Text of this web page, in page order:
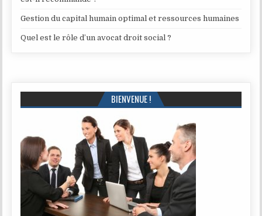
Gestion du capital humain optimal et ressources humaines
Quel est le rôle d’un avocat droit social ?
BIENVENUE !